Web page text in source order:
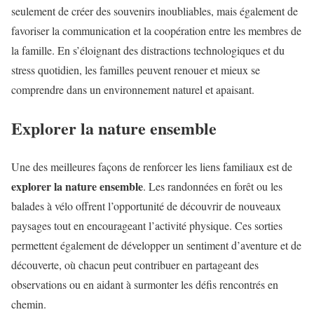
seulement de créer des souvenirs inoubliables, mais également de
favoriser la communication et la coopération entre les membres de
la famille. En s’éloignant des distractions technologiques et du
stress quotidien, les familles peuvent renouer et mieux se
comprendre dans un environnement naturel et apaisant.
Explorer la nature ensemble
Une des meilleures façons de renforcer les liens familiaux est de
explorer la nature ensemble. Les randonnées en forêt ou les
balades à vélo offrent l’opportunité de découvrir de nouveaux
paysages tout en encourageant l’activité physique. Ces sorties
permettent également de développer un sentiment d’aventure et de
découverte, où chacun peut contribuer en partageant des
observations ou en aidant à surmonter les défis rencontrés en
chemin.